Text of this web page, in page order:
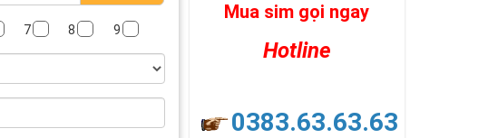
7 8 9
Mua sim gọi ngay
Hotline
0383.63.63.63